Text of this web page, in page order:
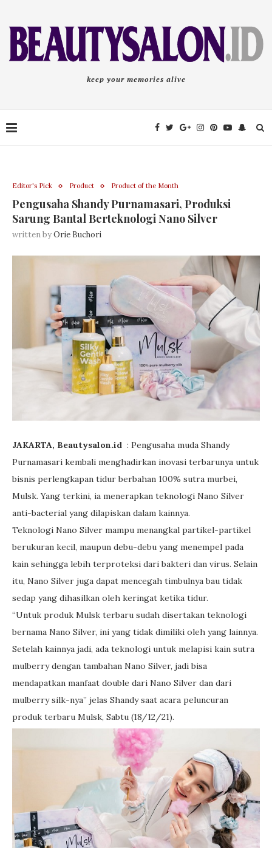
keep your memories alive
Editor's Pick Product Product of the Month
Pengusaha Shandy Purnamasari, Produksi
Sarung Bantal Berteknologi Nano Silver
written byOrie Buchori
JAKARTA, Beautysalon.id : Pengusaha muda Shandy
Purnamasari kembali menghadirkan inovasi terbarunya untuk
bisnis perlengkapan tidur berbahan 100% sutra murbei,
Mulsk. Yang terkini, ia menerapkan teknologi Nano Silver
anti-bacterial yang dilapiskan dalam kainnya.
Teknologi Nano Silver mampu menangkal partikel-partikel
berukuran kecil, maupun debu-debu yang menempel pada
kain sehingga lebih terproteksi dari bakteri dan virus. Selain
itu, Nano Silver juga dapat mencegah timbulnya bau tidak
sedap yang dihasilkan oleh keringat ketika tidur.
“Untuk produk Mulsk terbaru sudah disertakan teknologi
bernama Nano Silver, ini yang tidak dimiliki oleh yang lainnya.
Setelah kainnya jadi, ada teknologi untuk melapisi kain sutra
mulberry dengan tambahan Nano Silver, jadi bisa
mendapatkan manfaat double dari Nano Silver dan dari
mulberry silk-nya” jelas Shandy saat acara peluncuran
produk terbaru Mulsk, Sabtu (18/12/21).